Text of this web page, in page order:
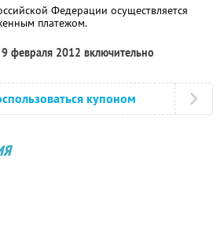
Федерации осуществляется
платежом.
февраля 2012 включительно
купоном